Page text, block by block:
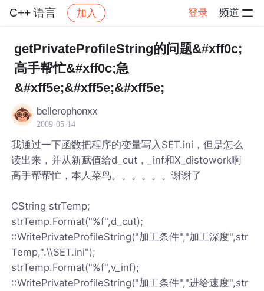
C++ 语言 加入 登录 频道
社区 C++ 语言 帖子详情
getPrivateProfileString的问题&#xff0c;
高手帮忙&#xff0c;急
&#xff5e;&#xff5e;&#xff5e;
bellerophonxx
2009-05-14
我通过一下函数把程序的变量写入SET.ini，但是怎么
读出来，并从新赋值给d_cut，_inf和X_distowork啊
高手帮帮忙，本人菜鸟。。。。。。谢谢了
CString strTemp;
strTemp.Format("%f",d_cut);
::WritePrivateProfileString("加工条件","加工深度",str
Temp,".\\SET.ini");
strTemp.Format("%f",v_inf);
::WritePrivateProfileString("加工条件","进给速度",str